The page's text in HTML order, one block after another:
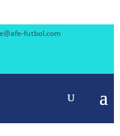
futbol.com